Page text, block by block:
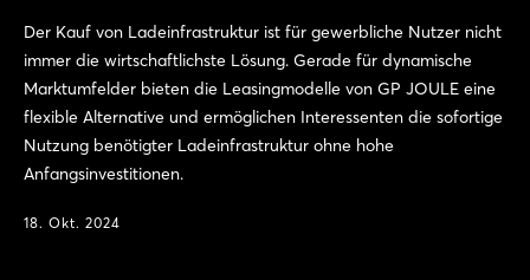
Der Kauf von Ladeinfrastruktur ist für gewerbliche Nutzer nicht
immer die wirtschaftlichste Lösung. Gerade für dynamische
Marktumfelder bieten die Leasingmodelle von GP JOULE eine
flexible Alternative und ermöglichen Interessenten die sofortige
Nutzung benötigter Ladeinfrastruktur ohne hohe
Anfangsinvestitionen.
18. Okt. 2024